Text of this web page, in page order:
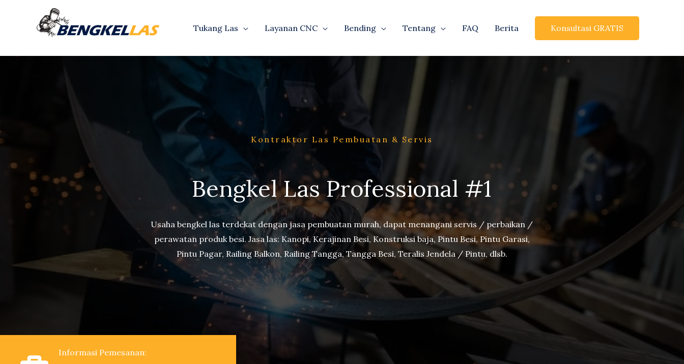
Tukang Las Layanan CNC Bending Tentang FAQ Berita Konsultasi GRATIS
Kontraktor Las Pembuatan & Servis
Bengkel Las Professional #1
Usaha bengkel las terdekat dengan jasa pembuatan murah, dapat menangani servis / perbaikan /
perawatan produk besi. Jasa las: Kanopi, Kerajinan Besi, Konstruksi baja, Pintu Besi, Pintu Garasi,
Pintu Pagar, Railing Balkon, Railing Tangga, Tangga Besi, Teralis Jendela / Pintu, dlsb.
Informasi Pemesanan: